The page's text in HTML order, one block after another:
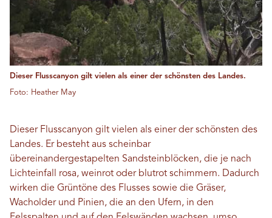
Dieser Flusscanyon gilt vielen als einer der schönsten des Landes.
Foto: Heather May
Dieser Flusscanyon gilt vielen als einer der schönsten des
Landes. Er besteht aus scheinbar
übereinandergestapelten Sandsteinblöcken, die je nach
Lichteinfall rosa, weinrot oder blutrot schimmern. Dadurch
wirken die Grüntöne des Flusses sowie die Gräser,
Wacholder und Pinien, die an den Ufern, in den